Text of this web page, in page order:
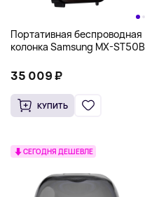
Портативная беспроводная
колонка Samsung MX-ST50B
35 009 ₽
КУПИТЬ
СЕГОДНЯ ДЕШЕВЛЕ